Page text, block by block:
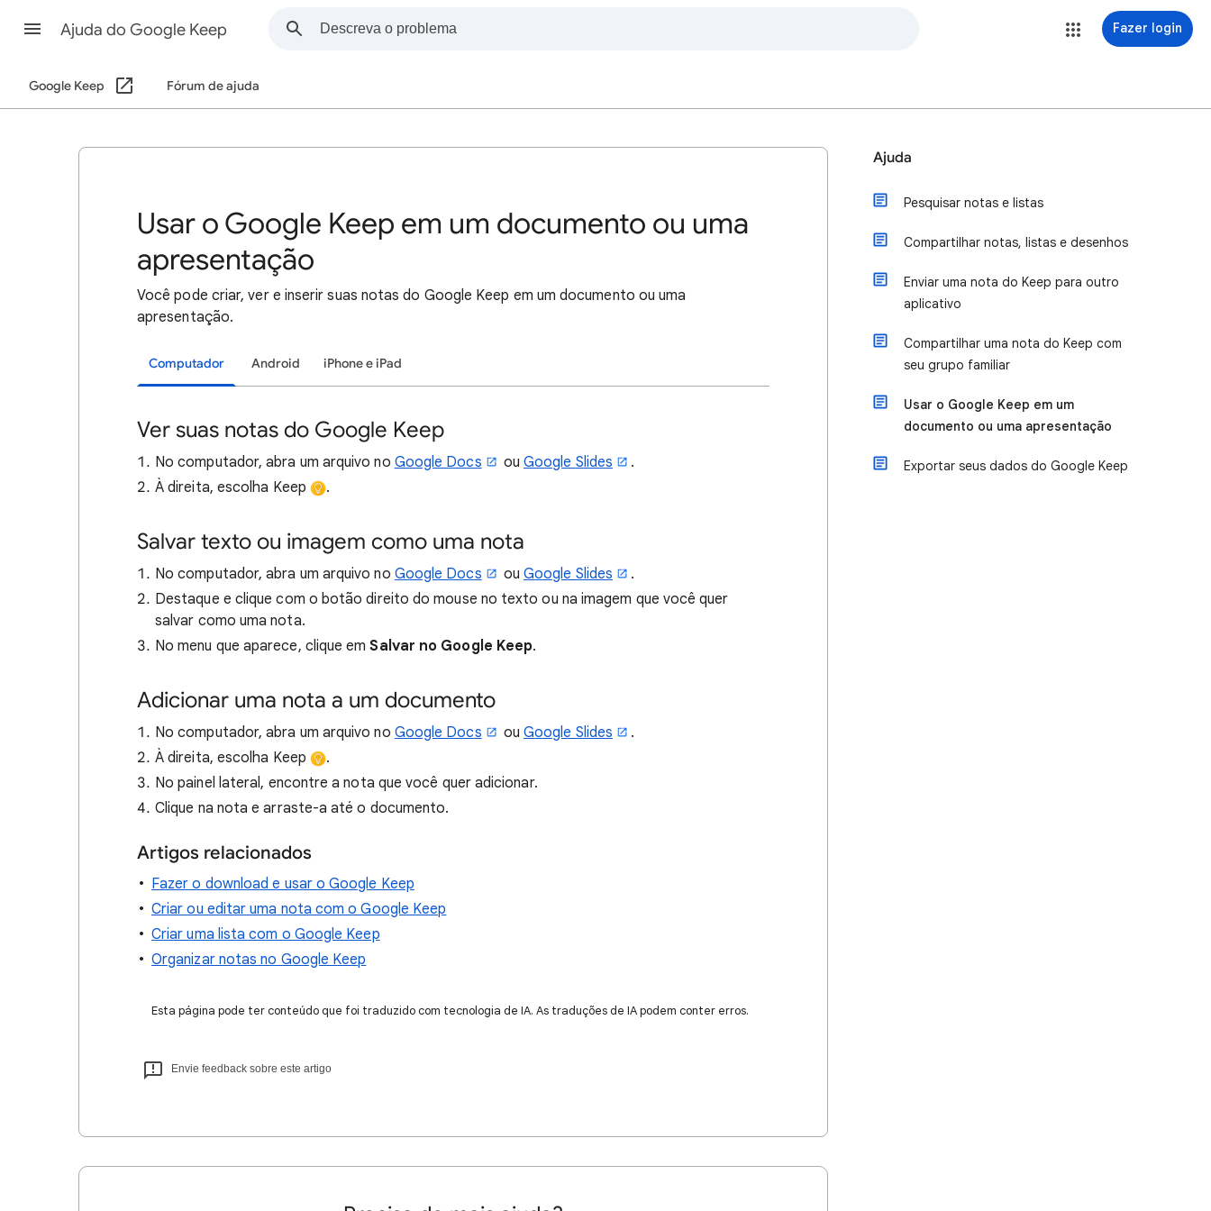
Ajuda do Google Keep Fazer login
Google Keep Fórum de ajuda
Usar o Google Keep em um documento ou uma
apresentação
Você pode criar, ver e inserir suas notas do Google Keep em um documento ou uma
apresentação.
Computador Android iPhone e iPad
Ver suas notas do Google Keep
No computador, abra um arquivo no Google Docs ou Google Slides
.
À direita, escolha Keep
.
Salvar texto ou imagem como uma nota
No computador, abra um arquivo no Google Docs ou Google Slides
.
Destaque e clique com o botão direito do mouse no texto ou na imagem que você quer
salvar como uma nota.
No menu que aparece, clique emSalvar no Google Keep.
Adicionar uma nota a um documento
No computador, abra um arquivo no Google Docs ou Google Slides
.
À direita, escolha Keep
.
No painel lateral, encontre a nota que você quer adicionar.
Clique na nota e arraste-a até o documento.
Artigos relacionados
Fazer o download e usar o Google Keep
Criar ou editar uma nota com o Google Keep
Criar uma lista com o Google Keep
Organizar notas no Google Keep
Esta página pode ter conteúdo que foi traduzido com tecnologia de IA. As traduções de IA podem conter erros.
Envie feedback sobre este artigo
Ajuda
Pesquisar notas e listas
Compartilhar notas, listas e desenhos
Enviar uma nota do Keep para outro
aplicativo
Compartilhar uma nota do Keep com
seu grupo familiar
Usar o Google Keep em um
documento ou uma apresentação
Exportar seus dados do Google Keep